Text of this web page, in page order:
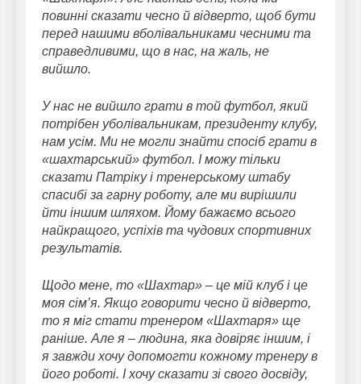
повинні сказати чесно й відверто, щоб бути
перед нашими вболівальниками чесними та
справедливими, що в нас, на жаль, не
вийшло.
У нас не вийшло грати в той футбол, який
потрібен уболівальникам, президенту клубу,
нам усім. Ми не могли знайти спосіб грати в
«шахтарський» футбол. І можу тільки
сказати Патріку і тренерському штабу
спасибі за гарну роботу, але ми вирішили
йти іншим шляхом. Йому бажаємо всього
найкращого, успіхів та чудових спортивних
результатів.
Щодо мене, то «Шахтар» – це мій клуб і це
моя сім’я. Якщо говорити чесно й відверто,
то я міг стати тренером «Шахтаря» ще
раніше. Але я – людина, яка довіряє іншим, і
я завжди хочу допомогти кожному тренеру в
його роботі. І хочу сказати зі свого досвіду,